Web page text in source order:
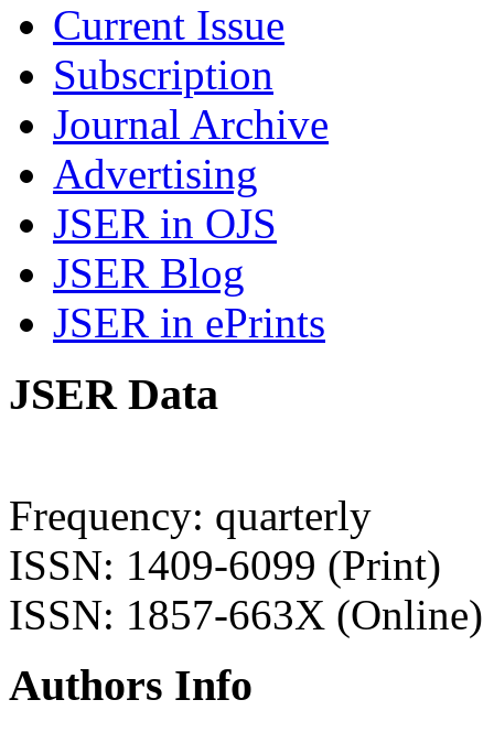
Current Issue
Subscription
Journal Archive
Advertising
JSER in OJS
JSER Blog
JSER in ePrints
JSER Data
Frequency: quarterly
ISSN: 1409-6099 (Print)
ISSN: 1857-663X (Online)
Authors Info